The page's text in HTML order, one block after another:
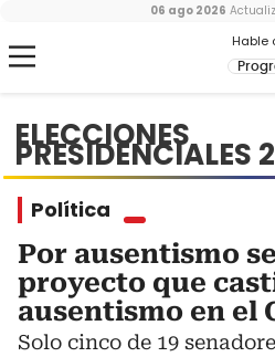
Hable
06 ago 2026
ELECCIONES
PRESIDENCIALES
Política
Por ausentismo
proyecto que
ausentismo en el
Solo cinco de 19